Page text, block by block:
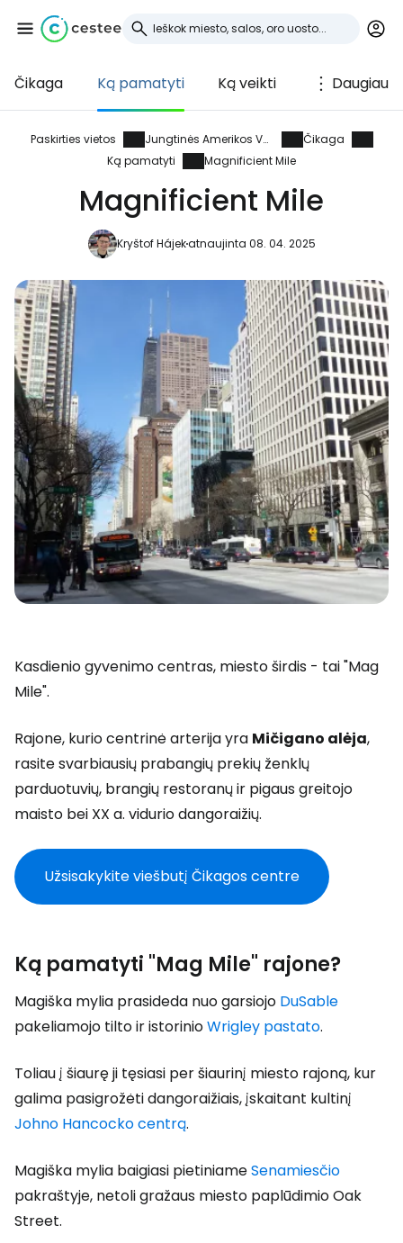
Čikaga Ką pamatyti Ką veikti Daugiau
Paskirties vietos Jungtinės Amerikos Valstijos
Čikaga
Ką pamatyti
Magnificient Mile
Magnificient Mile
Kryštof Hájekatnaujinta 08. 04. 2025
Kasdienio gyvenimo centras, miesto širdis - tai "Mag
Mile".
Rajone, kurio centrinė arterija yra Mičigano alėja,
rasite svarbiausių prabangių prekių ženklų
parduotuvių, brangių restoranų ir pigaus greitojo
maisto bei XX a. vidurio dangoraižių.
Užsisakykite viešbutį Čikagos centre
Ką pamatyti "Mag Mile" rajone?
Magiška mylia prasideda nuo garsiojo DuSable
pakeliamojo tilto ir istorinioWrigley pastato.
Toliau į šiaurę ji tęsiasi per šiaurinį miesto rajoną, kur
galima pasigrožėti dangoraižiais, įskaitant kultinį
Johno Hancocko centrą.
Magiška mylia baigiasi pietiniameSenamiesčio
pakraštyje, netoli gražaus miesto paplūdimio Oak
Street.
Prisijunkite prie
Cestee
... pasaulinė kelionių bendruomenė
Tęsti su Google
Tęsti su Facebook
Tęsti el. paštu